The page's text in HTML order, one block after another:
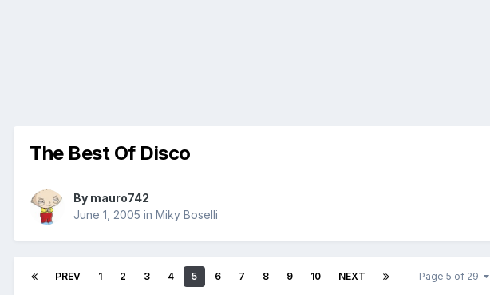
The Best Of Disco
By mauro742
June 1, 2005 in Miky Boselli
PREV 1 2 3 4 5 6 7 8 9 10 NEXT Page 5 of 29